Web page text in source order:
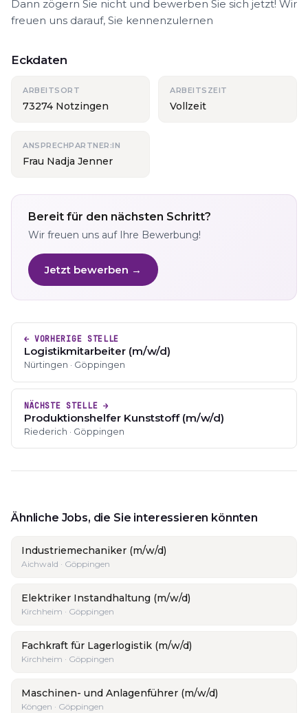
Dann zögern Sie nicht und bewerben Sie sich jetzt! Wir
freuen uns darauf, Sie kennenzulernen
Eckdaten
ARBEITSORT
73274 Notzingen
ARBEITSZEIT
Vollzeit
ANSPRECHPARTNER:IN
Frau Nadja Jenner
Bereit für den nächsten Schritt?
Wir freuen uns auf Ihre Bewerbung!
Jetzt bewerben →
← VORHERIGE STELLE
Logistikmitarbeiter (m/w/d)
Nürtingen · Göppingen
NÄCHSTE STELLE →
Produktionshelfer Kunststoff (m/w/d)
Riederich · Göppingen
Ähnliche Jobs, die Sie interessieren könnten
Industriemechaniker (m/w/d)
Aichwald · Göppingen
Elektriker Instandhaltung (m/w/d)
Kirchheim · Göppingen
Fachkraft für Lagerlogistik (m/w/d)
Kirchheim · Göppingen
Maschinen- und Anlagenführer (m/w/d)
Köngen · Göppingen